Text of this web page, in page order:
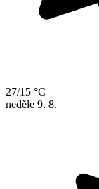
27/15 °C
neděle 9. 8.